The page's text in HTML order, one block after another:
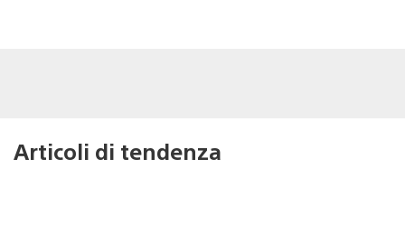
Articoli di tendenza